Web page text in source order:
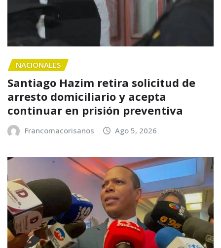
NACIONALES
Santiago Hazim retira solicitud de
arresto domiciliario y acepta
continuar en prisión preventiva
Francomacorisanos Ago 5, 2026